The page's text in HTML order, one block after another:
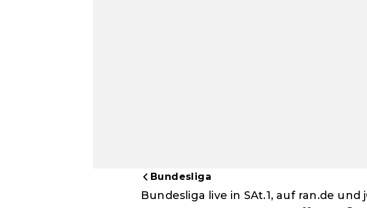
Bundesliga
Bundesliga live in SAt.1, auf ran.de und